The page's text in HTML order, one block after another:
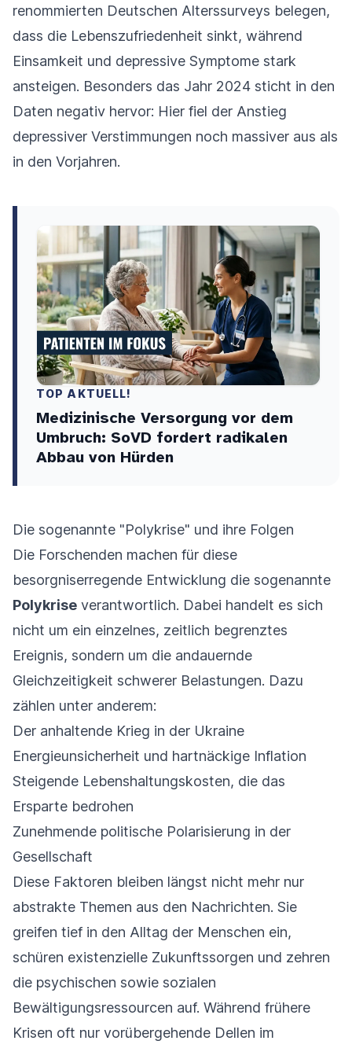
renommierten Deutschen Alterssurveys belegen,
dass die Lebenszufriedenheit sinkt, während
Einsamkeit und depressive Symptome stark
ansteigen. Besonders das Jahr 2024 sticht in den
Daten negativ hervor: Hier fiel der Anstieg
depressiver Verstimmungen noch massiver aus als
in den Vorjahren.
TOP AKTUELL!
Medizinische Versorgung vor dem
Umbruch: SoVD fordert radikalen
Abbau von Hürden
Die sogenannte "Polykrise" und ihre Folgen
Die Forschenden machen für diese
besorgniserregende Entwicklung die sogenannte
Polykrise verantwortlich. Dabei handelt es sich
nicht um ein einzelnes, zeitlich begrenztes
Ereignis, sondern um die andauernde
Gleichzeitigkeit schwerer Belastungen. Dazu
zählen unter anderem:
Der anhaltende Krieg in der Ukraine
Energieunsicherheit und hartnäckige Inflation
Steigende Lebenshaltungskosten, die das
Ersparte bedrohen
Zunehmende politische Polarisierung in der
Gesellschaft
Diese Faktoren bleiben längst nicht mehr nur
abstrakte Themen aus den Nachrichten. Sie
greifen tief in den Alltag der Menschen ein,
schüren existenzielle Zukunftssorgen und zehren
die psychischen sowie sozialen
Bewältigungsressourcen auf. Während frühere
Krisen oft nur vorübergehende Dellen im